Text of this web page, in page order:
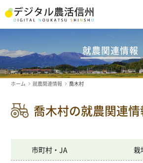
就農関連情報
ホーム 就農関連情報 喬木村
喬木村の就農関連情
市町村・JA 栽